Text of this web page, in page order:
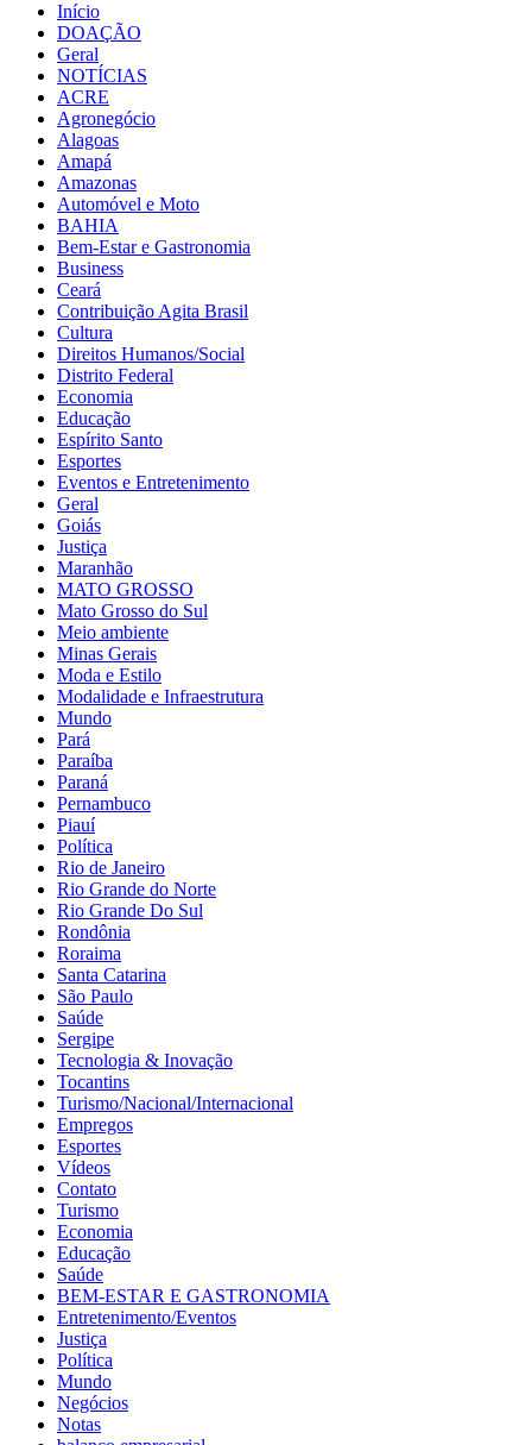
Início
DOAÇÃO
Geral
NOTÍCIAS
ACRE
Agronegócio
Alagoas
Amapá
Amazonas
Automóvel e Moto
BAHIA
Bem-Estar e Gastronomia
Business
Ceará
Contribuição Agita Brasil
Cultura
Direitos Humanos/Social
Distrito Federal
Economia
Educação
Espírito Santo
Esportes
Eventos e Entretenimento
Geral
Goiás
Justiça
Maranhão
MATO GROSSO
Mato Grosso do Sul
Meio ambiente
Minas Gerais
Moda e Estilo
Modalidade e Infraestrutura
Mundo
Pará
Paraíba
Paraná
Pernambuco
Piauí
Política
Rio de Janeiro
Rio Grande do Norte
Rio Grande Do Sul
Rondônia
Roraima
Santa Catarina
São Paulo
Saúde
Sergipe
Tecnologia & Inovação
Tocantins
Turismo/Nacional/Internacional
Empregos
Esportes
Vídeos
Contato
Turismo
Economia
Educação
Saúde
BEM-ESTAR E GASTRONOMIA
Entretenimento/Eventos
Justiça
Política
Mundo
Negócios
Notas